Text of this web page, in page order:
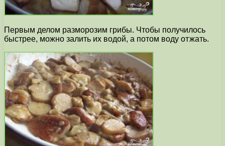
Первым делом разморозим грибы. Чтобы получилось
быстрее, можно залить их водой, а потом воду отжать.